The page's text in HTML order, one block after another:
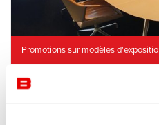
Promotions sur modèles
Graph